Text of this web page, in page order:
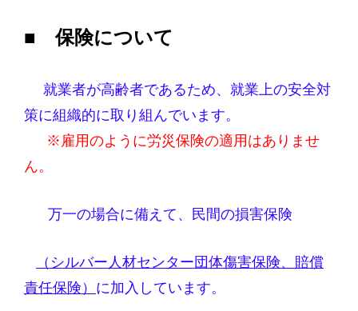
■保険について
就業者が高齢者であるため、就業上の安全対
策に組織的に取り組んでいます。
※雇用のように労災保険の適用はありませ
ん。
万一の場合に備えて、民間の損害保険
（シルバー人材センター団体傷害保険、賠償
責任保険） に加入しています。